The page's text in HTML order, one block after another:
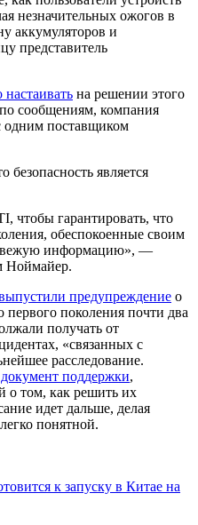
незначительных ожогов в
аккумуляторов и
представитель
настаивать на решении этого
сообщениям, компания
одним поставщиком
безопасность является
чтобы гарантировать, что
обеспокоенные своим
информацию», —
Ноймайер.
предупреждение о
поколения почти два
получать от
«связанных с
расследование.
документ поддержки,
о том, как решить их
идет дальше, делая
понятной.
к запуску в Китае на